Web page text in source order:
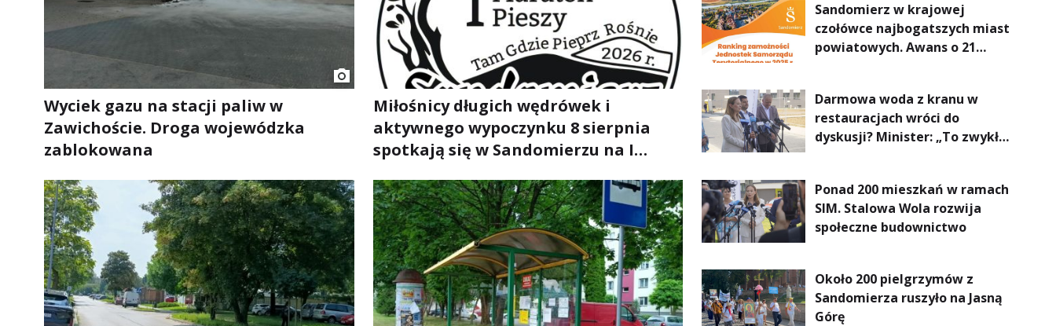
Wyciek gazu na stacji paliw w
Zawichoście. Droga wojewódzka
zablokowana
Miłośnicy długich wędrówek i
aktywnego wypoczynku 8 sierpnia
spotkają się w Sandomierzu na I
Rośnie”
Sandomierz w krajowej
czołówce najbogatszych miast
powiatowych. Awans o 21
Darmowa woda z kranu w
restauracjach wróci do
dyskusji? Minister: „To zwykła
Ponad 200 mieszkań w ramach
SIM. Stalowa Wola rozwija
społeczne budownictwo
Około 200 pielgrzymów z
Sandomierza ruszyło na Jasną
Górę